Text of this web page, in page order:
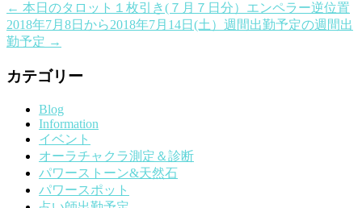
← 本日のタロット１枚引き(７月７日分）エンペラー逆位置
2018年7月8日から2018年7月14日(土）週間出勤予定の週間出
勤予定 →
カテゴリー
Blog
Information
イベント
オーラチャクラ測定＆診断
パワーストーン&天然石
パワースポット